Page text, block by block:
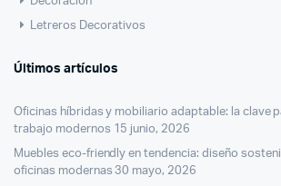
Letreros Decorativos
Últimos artículos
Oficinas híbridas y mobiliario adaptable: la clave
trabajo modernos 15 junio, 2026
Muebles eco-friendly en tendencia: diseño
oficinas modernas 30 mayo, 2026